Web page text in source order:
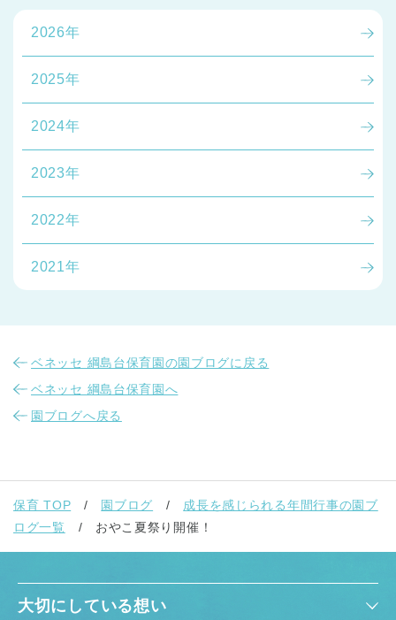
2026年
2025年
2024年
2023年
2022年
2021年
ベネッセ 綱島台保育園の園ブログに戻る
ベネッセ 綱島台保育園へ
園ブログへ戻る
保育 TOP 園ブログ
成長を感じられる年間行事の園ブ
ログ一覧
おやこ夏祭り開催！
大切にしている想い